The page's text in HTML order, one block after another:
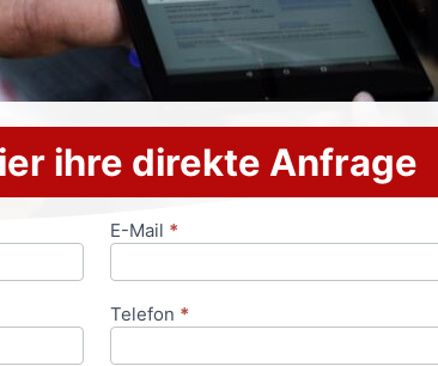
ihre direkte Anfrage
E-Mail *
Telefon *